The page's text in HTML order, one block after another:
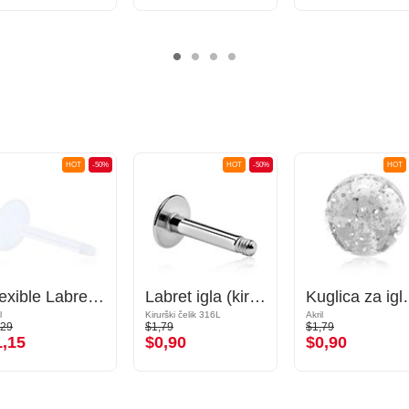
-50%
HOT
Flexible Labret Pin (acrylic, various colours)
-50%
HOT
Labret igla (kirurški čelik, srebrna, sjajna završna obrada)
Kirurški čelik 316L
$1,79
$0,90
HOT
Kuglica za
Akril
$1,79
$0,90